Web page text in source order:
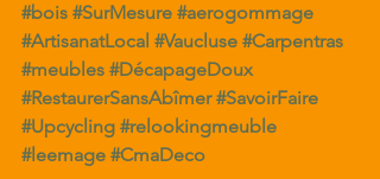
#bois #SurMesure #aerogommage
#ArtisanatLocal #Vaucluse #Carpentras
#meubles #DécapageDoux
#RestaurerSansAbîmer #SavoirFaire
#Upcycling #relookingmeuble
#leemage #CmaDeco